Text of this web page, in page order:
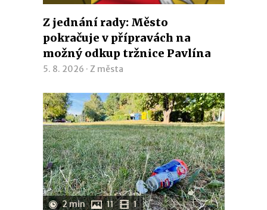
Z jednání rady: Město
pokračuje v přípravách na
možný odkup tržnice Pavlína
5. 8. 2026 · Z města
2 min 11 1